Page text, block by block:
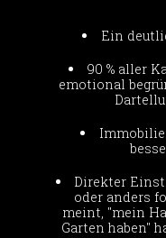
Ein
90 % aller
emotional
Direkter
oder anders
meint, "mein
Garten haben"